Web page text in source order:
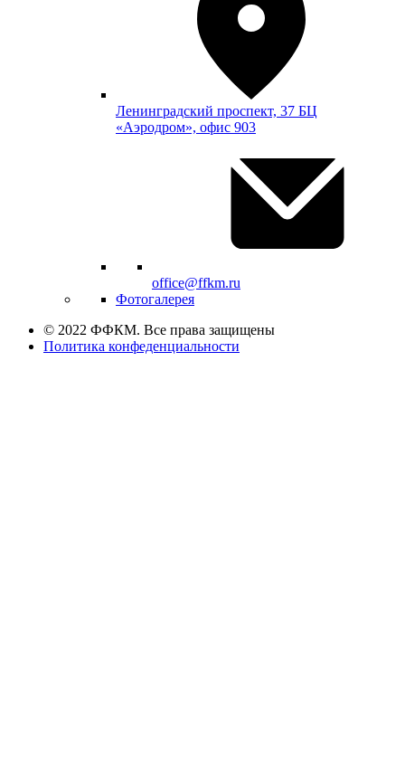
Ленинградский проспект, 37 БЦ
«Аэродром», офис 903
office@ffkm.ru
Фотогалерея
© 2022 ФФКМ. Все права защищены
Политика конфеденциальности